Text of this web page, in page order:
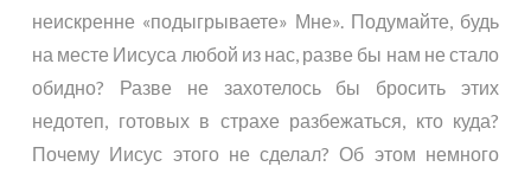
неискренне «подыгрываете» Мне». Подумайте, будь
на месте Иисуса любой из нас, разве бы нам не стало
обидно? Разве не захотелось бы бросить этих
недотеп, готовых в страхе разбежаться, кто куда?
Почему Иисус этого не сделал? Об этом немного